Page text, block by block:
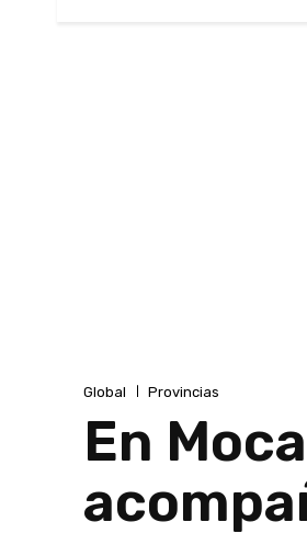
Global Provincias
En